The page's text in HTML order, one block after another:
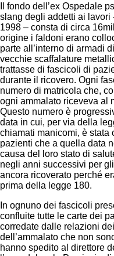
Il fondo dell’ex Ospedale
slang degli addetti ai lavori
1998 – consta di circa
origine i faldoni erano
parte all’interno di armadi
vecchie scaffalature
trattasse di fascicoli di
durante il ricovero. Ogni
numero di matricola che,
ogni ammalato riceveva al
Questo numero è
data in cui, per via della
chiamati manicomi, è stata
pazienti che a quella data
causa del loro stato di
negli anni successivi per
ancora ricoverato perché
prima della legge 180.
In ognuno dei fascicoli
confluite tutte le carte dei
corredate dalle relazioni
dell’ammalato che non
hanno spedito al direttore